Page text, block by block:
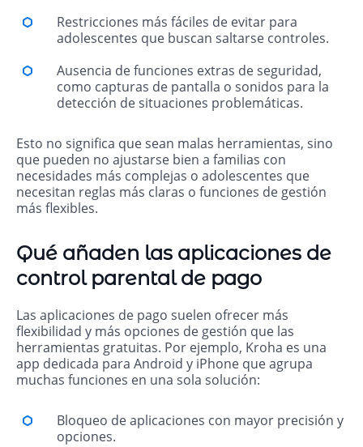
Restricciones más fáciles de evitar para
adolescentes que buscan saltarse controles.
Ausencia de funciones extras de seguridad,
como capturas de pantalla o sonidos para la
detección de situaciones problemáticas.
Esto no significa que sean malas herramientas, sino
que pueden no ajustarse bien a familias con
necesidades más complejas o adolescentes que
necesitan reglas más claras o funciones de gestión
más flexibles.
Qué añaden las aplicaciones de
control parental de pago
Las aplicaciones de pago suelen ofrecer más
flexibilidad y más opciones de gestión que las
herramientas gratuitas. Por ejemplo, Kroha es una
app dedicada para Android y iPhone que agrupa
muchas funciones en una sola solución:
Bloqueo de aplicaciones con mayor precisión y
opciones.